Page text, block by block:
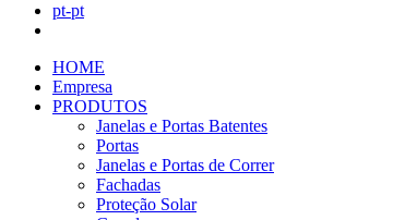
pt-pt
HOME
Empresa
PRODUTOS
Janelas e Portas Batentes
Portas
Janelas e Portas de Correr
Fachadas
Proteção Solar